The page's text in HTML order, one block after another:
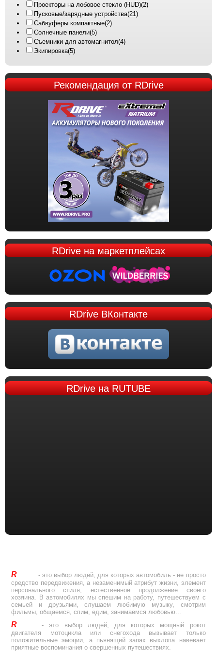
Проекторы на лобовое стекло (HUD)(2)
Пусковые/зарядные устройства(21)
Сабвуферы компактные(2)
Солнечные панели(5)
Съемники для автомагнитол(4)
Экипировка(5)
Рекомендацияот RDrive
RDriveна маркетплейсах
RDriveВКонтакте
RDriveна RUTUBE
R
- это выбор людей, для которых автомобиль - не просто
средство передвижения, а незаменимый атрибут жизни, элемент
персонального стиля, естественное продолжение своего
хозяина. В автомобилях мы спешим на работу, путешествуем с
семьей и друзьями, слушаем любимую музыку, смотрим
фильмы, общаемся, спим, едим, занимаемся любовью...
R
- это выбор людей, для которых мощный рокот
двигателя мотоцикла или снегохода вызывает только
положительные эмоции, а пьянящий запах выхлопа навевает
приятные воспоминания о свершенных путешествиях.